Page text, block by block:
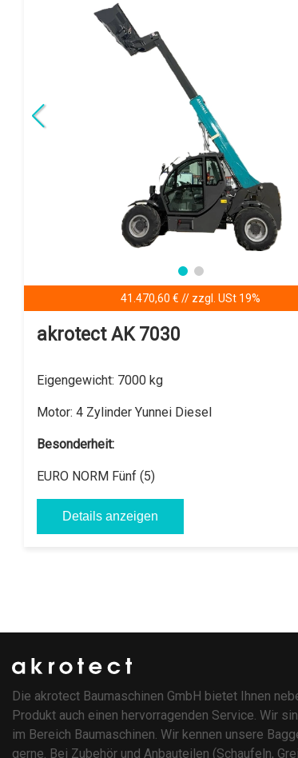
41.470,60 € // zzgl. USt 19%
akrotect AK 7030
Eigengewicht: 7000 kg
Motor: 4 Zylinder Yunnei Diesel
Besonderheit:
EURO NORM Fünf (5)
Details anzeigen
Die akrotect Baumaschinen GmbH bietet Ihnen
Produkt auch einen hervorragenden Service. Wir
im Bereich Baumaschinen. Wir kennen unsere
gerne. Bei Zubehör und Anbauteilen (Schaufeln,